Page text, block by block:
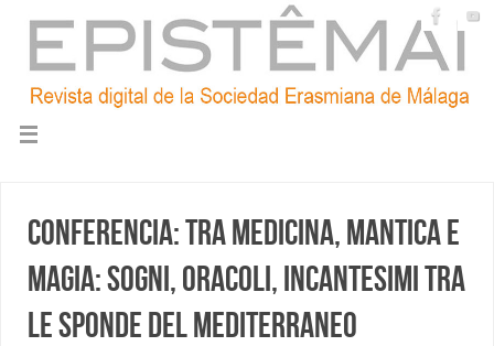
Conferencia: Tra medicina, mantica e
magia: sogni, oracoli, incantesimi tra
le sponde del Mediterraneo